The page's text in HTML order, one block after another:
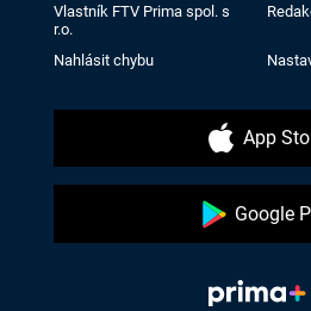
Vlastník FTV Prima spol. s
r.o.
Nahlásit chybu
App
Google